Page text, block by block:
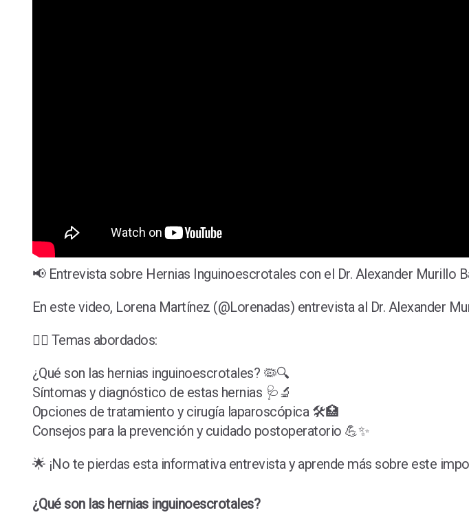
📢 Entrevista sobre Hernias Inguinoescrotales con el Dr. Alexander Murillo
En este video, Lorena Martínez (@Lorenadas) entrevista al Dr. Alexander
👨‍⚕️ Temas abordados:
¿Qué son las hernias inguinoescrotales? 🦠🔍
Síntomas y diagnóstico de estas hernias 🩺🔬
Opciones de tratamiento y cirugía laparoscópica 🛠️🏥
Consejos para la prevención y cuidado postoperatorio 💪✨
🌟 ¡No te pierdas esta informativa entrevista y aprende más sobre este
¿Qué son las hernias inguinoescrotales?